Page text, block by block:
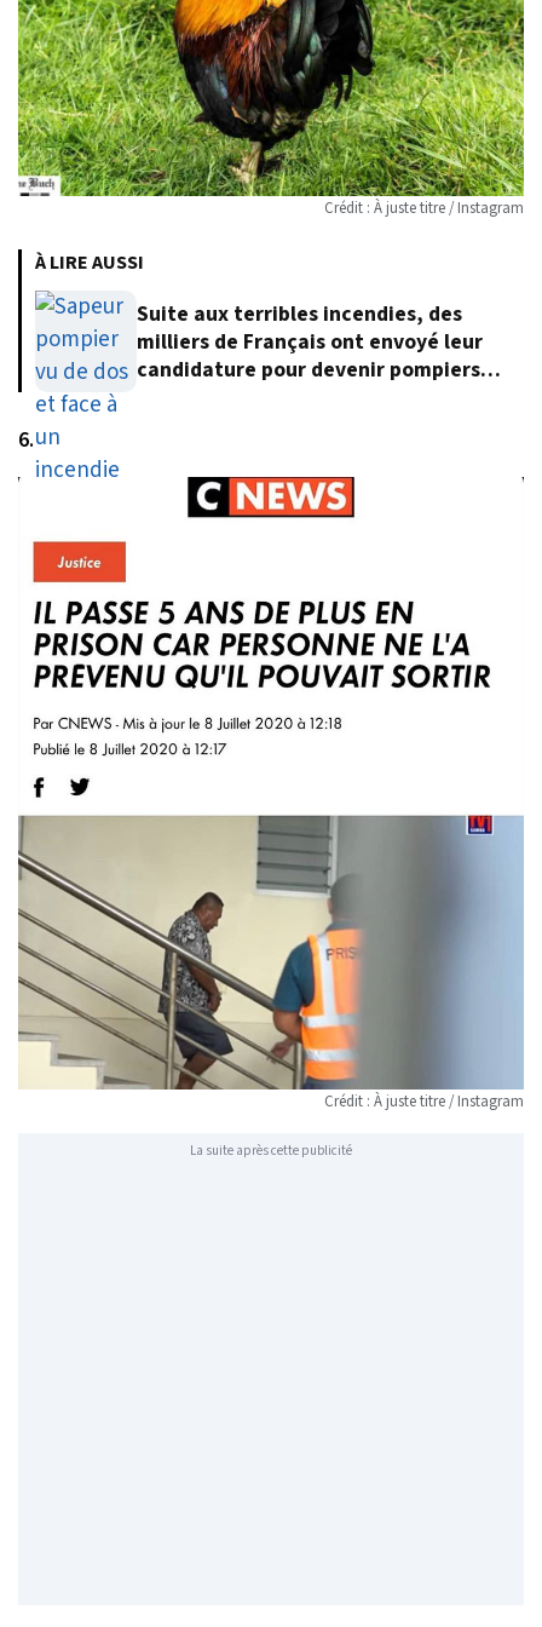
Crédit : À juste titre / Instagram
À LIRE AUSSI
Suite aux terribles incendies, des
milliers de Français ont envoyé leur
candidature pour devenir pompiers
6.
Crédit : À juste titre / Instagram
La suite après cette publicité